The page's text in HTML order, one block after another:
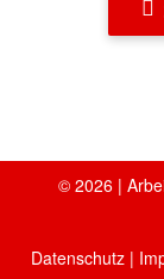
© 2026 |
Datenschutz |